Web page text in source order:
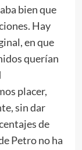
bien que
Hay
en que
querían
placer,
sin dar
de
Petro no ha